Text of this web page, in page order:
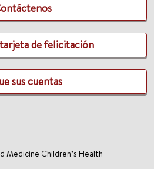
de felicitación
sus cuentas
Children’s Health